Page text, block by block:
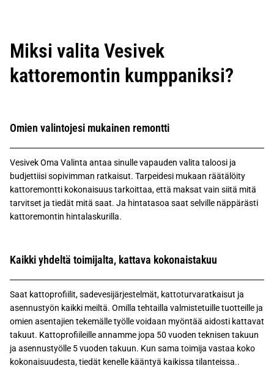
0
Miksi valita Vesivek
kattoremontin kumppaniksi?
Omien valintojesi mukainen remontti
Vesivek Oma Valinta antaa sinulle vapauden valita taloosi ja
budjettiisi sopivimman ratkaisut. Tarpeidesi mukaan räätälöity
kattoremontti kokonaisuus tarkoittaa, että maksat vain siitä mitä
tarvitset ja tiedät mitä saat. Ja hintatasoa saat selville näppärästi
kattoremontin hintalaskurilla.
Kaikki yhdeltä toimijalta, kattava kokonaistakuu
Saat kattoprofiilit, sadevesijärjestelmät, kattoturvaratkaisut ja
asennustyön kaikki meiltä. Omilla tehtailla valmistetuille tuotteille ja
omien asentajien tekemälle työlle voidaan myöntää aidosti kattavat
takuut. Kattoprofiileille annamme jopa 50 vuoden teknisen takuun
ja asennustyölle 5 vuoden takuun. Kun sama toimija vastaa koko
kokonaisuudesta, tiedät kenelle kääntyä kaikissa tilanteissa..